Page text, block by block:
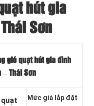
hút gia
Sơn
gió quạt hút gia đình
– Thái Sơn
Mức giá lắp đặt